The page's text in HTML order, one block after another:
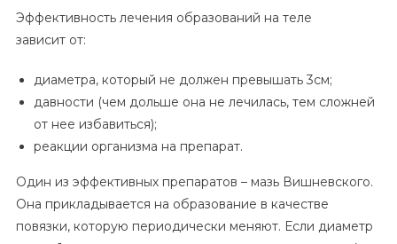
Эффективность лечения образований на теле
зависит от:
диаметра, который не должен превышать 3см;
давности (чем дольше она не лечилась, тем сложней
от нее избавиться);
реакции организма на препарат.
Один из эффективных препаратов – мазь Вишневского.
Она прикладывается на образование в качестве
повязки, которую периодически меняют. Если диаметр